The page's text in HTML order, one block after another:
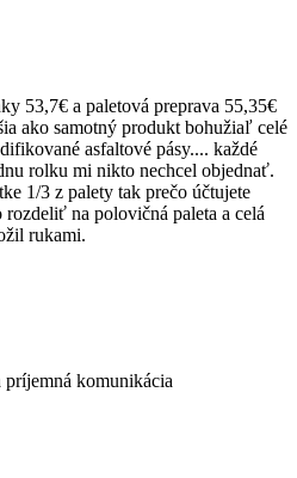
53,7€ a paletová preprava 55,35€
ako samotný produkt bohužiaľ celé
asfaltové pásy.... každé
rolku mi nikto nechcel objednať.
1/3 z palety tak prečo účtujete
na polovičná paleta a celá
rukami.
komunikácia